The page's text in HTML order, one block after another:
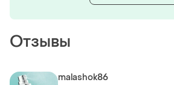
Отзывы
malashok86